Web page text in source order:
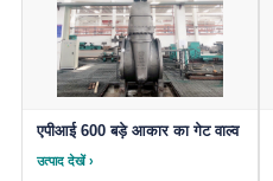
एपीआई 600 बड़े आकार का गेट वाल्व
उत्पाद देखें ›